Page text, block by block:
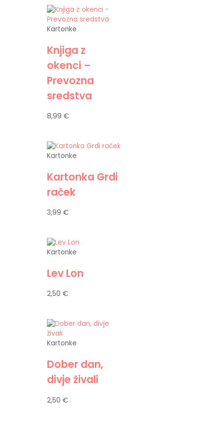
Kartonke
Knjiga z
okenci –
Prevozna
sredstva
8,99€
Kartonke
Kartonka Grdi
raček
3,99€
Kartonke
Lev Lon
2,50€
Kartonke
Dober dan,
divje živali
2,50€